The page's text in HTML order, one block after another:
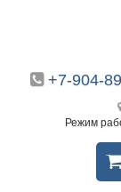
+7-904-
Режим